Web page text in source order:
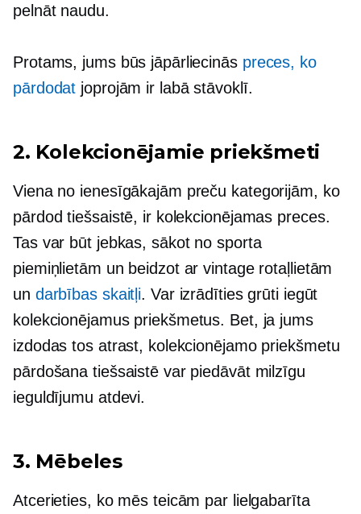
pelnāt naudu.
Protams, jums būs jāpārliecinās preces, ko
pārdodat joprojām ir labā stāvoklī.
2. Kolekcionējamie priekšmeti
Viena no ienesīgākajām preču kategorijām, ko
pārdod tiešsaistē, ir kolekcionējamas preces.
Tas var būt jebkas, sākot no sporta
piemiņlietām un beidzot ar vintage rotaļlietām
un darbības skaitļi. Var izrādīties grūti iegūt
kolekcionējamus priekšmetus. Bet, ja jums
izdodas tos atrast, kolekcionējamo priekšmetu
pārdošana tiešsaistē var piedāvāt milzīgu
ieguldījumu atdevi.
3. Mēbeles
Atcerieties, ko mēs teicām par lielgabarīta